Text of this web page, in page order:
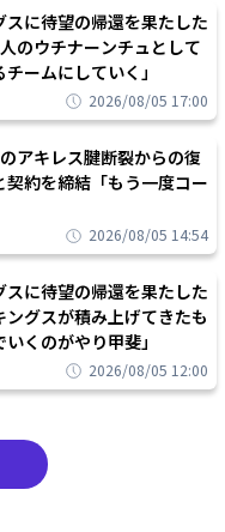
に待望の帰還を果たした
のウチナーンチュとして
ームにしていく」
2026/08/05 17:00
アキレス腱断裂からの復
約を締結「もう一度コー
2026/08/05 14:54
に待望の帰還を果たした
グスが積み上げてきたも
くのがやり甲斐」
2026/08/05 12:00